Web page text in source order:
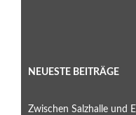
NEUESTE BEITRÄGE
Zwischen Salzhalle und